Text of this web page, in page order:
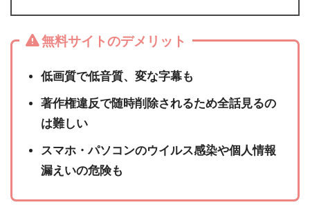
無料サイトのデメリット
低画質で低音質、変な字幕も
著作権違反で随時削除されるため全話見るの
は難しい
スマホ・パソコンのウイルス感染や個人情報
漏えいの危険も